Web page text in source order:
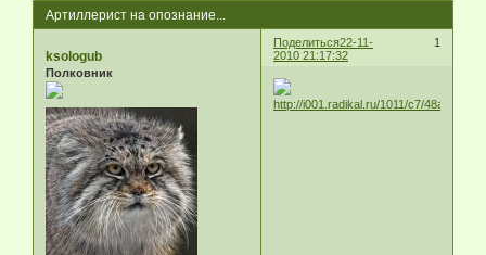
Артиллерист на опознание...
Поделиться 1
22-11-
2010 21:17:32
ksologub
Полковник